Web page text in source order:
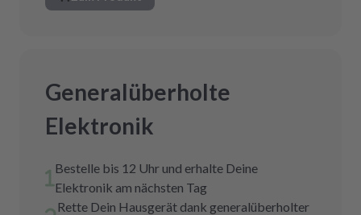
Generalüberholte
Elektronik
Bestelle bis 12 Uhr und erhalte Deine
Elektronik am nächsten Tag
Rette Dein Hausgerät dank generalüberholter